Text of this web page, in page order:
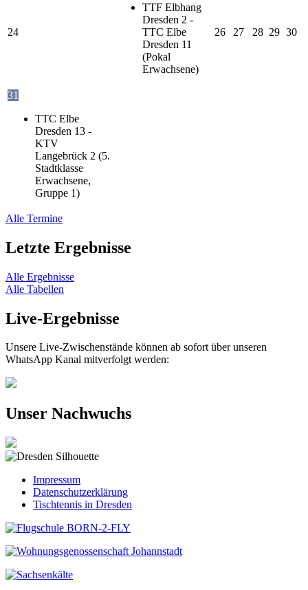
24
TTF Elbhang
Dresden 2 -
TTC Elbe
Dresden 11
(Pokal
Erwachsene)
26 27 28 29 30
31
TTC Elbe
Dresden 13 -
KTV
Langebrück 2 (5.
Stadtklasse
Erwachsene,
Gruppe 1)
Alle Termine
Letzte Ergebnisse
Alle Ergebnisse
Alle Tabellen
Live-Ergebnisse
Unsere Live-Zwischenstände können ab sofort über unseren
WhatsApp Kanal mitverfolgt werden:
Unser Nachwuchs
Impressum
Datenschutzerklärung
Tischtennis in Dresden